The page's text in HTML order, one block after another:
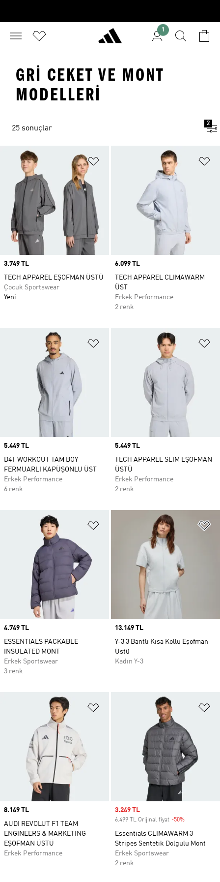
1
GRI CEKET VE MONT
MODELLERI
25 sonuçlar
2
Favori Listesine Ekle
Price
3.749 TL
TECH APPAREL EŞOFMAN ÜSTÜ
Çocuk Sportswear
Yeni
Price
6.099 TL
TECH APPAREL CLIMAWARM
ÜST
Erkek Performance
2 renk
Favori Listesine Ekle
Price
5.449 TL
D4T WORKOUT TAM BOY
FERMUARLI KAPÜŞONLU ÜST
Erkek Performance
6 renk
Price
5.449 TL
TECH APPAREL SLIM EŞOFMAN
ÜSTÜ
Erkek Performance
2 renk
Favori Listesine Ekle
Price
4.749 TL
ESSENTIALS PACKABLE
INSULATED MONT
Erkek Sportswear
3 renk
Price
13.149 TL
Y-3 3 Bantlı Kısa Kollu Eşofman
Üstü
Kadın Y-3
Favori Listesine Ekle
Price
8.149 TL
AUDI REVOLUT F1 TEAM
ENGINEERS & MARKETING
EŞOFMAN ÜSTÜ
Erkek Performance
Sale price
3.249 TL
6.499 TL Orijinal fiyat -50%
Essentials CLIMAWARM 3-
Stripes Sentetik Dolgulu Mont
Erkek Sportswear
2 renk